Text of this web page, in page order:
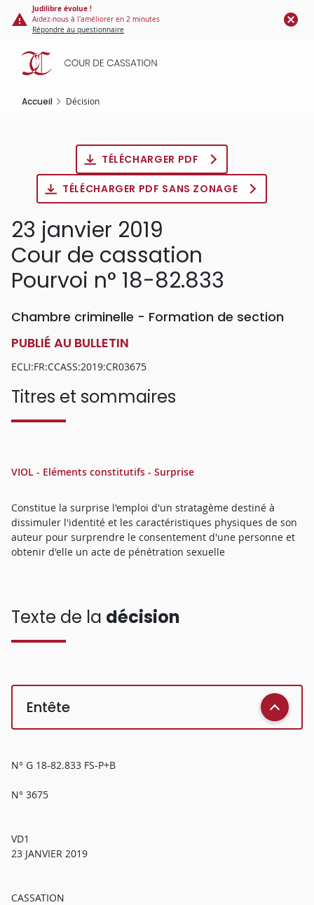
Panneau de gestion des cookies
contenu
principal
Judilibre évolue !
Aidez-nous à l'améliorer en 2 minutes
Répondre au questionnaire
Accueil Décision
TÉLÉCHARGER PDF
TÉLÉCHARGER PDF SANS ZONAGE
23 janvier 2019
Cour de cassation
Pourvoi n° 18-82.833
Chambre criminelle - Formation de section
PUBLIÉ AU BULLETIN
ECLI:FR:CCASS:2019:CR03675
Titres et sommaires
VIOL - Eléments constitutifs - Surprise
Constitue la surprise l'emploi d'un stratagème destiné à
dissimuler l'identité et les caractéristiques physiques de son
auteur pour surprendre le consentement d'une personne et
obtenir d'elle un acte de pénétration sexuelle
Texte de la décision
Entête
N° G 18-82.833 FS-P+B
N° 3675
VD1
23 JANVIER 2019
CASSATION